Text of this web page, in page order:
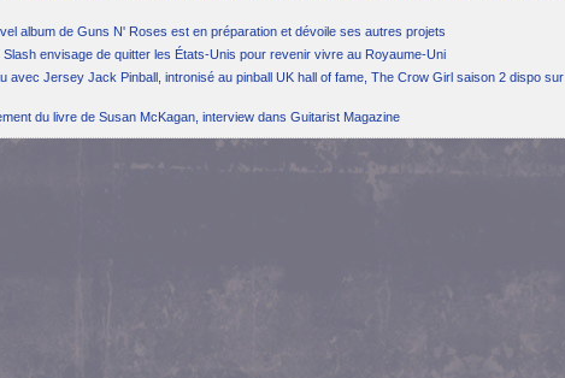
album de Guns N' Roses est en préparation et dévoile ses autres projets
envisage de quitter les États-Unis pour revenir vivre au Royaume-Uni
avec Jersey Jack Pinball, intronisé au pinball UK hall of fame, The Crow Girl saison 2 dispo sur
du livre de Susan McKagan, interview dans Guitarist Magazine